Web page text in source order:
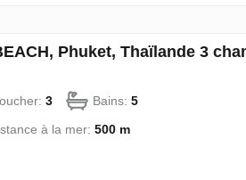
Phuket, Thaïlande 3
3 Bains: 5
à la mer: 500 m